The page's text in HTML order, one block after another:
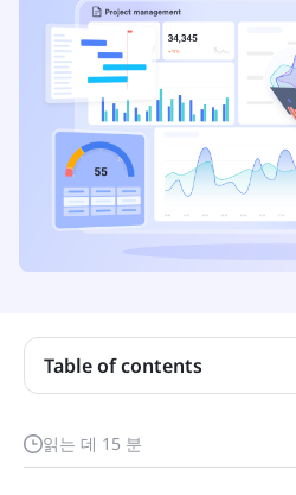
읽는 데 15 분
Table of contents
성공적인 프로젝트 모니터링
프로젝트 모니터링의 중요성